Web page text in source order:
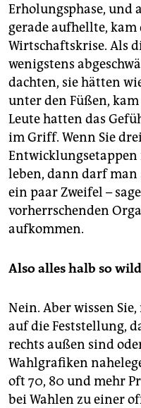
Erholungsphase, und
gerade aufhellte,
Wirtschaftskrise. Als
wenigstens
dachten, sie hätten
unter den Füßen,
Leute hatten das
im Griff. Wenn Sie
leben, dann darf
ein paar Zweifel –
vorherrschenden
aufkommen.
Also alles halb so
Nein. Aber wissen
auf die Feststellung,
rechts außen sind
Wahlgrafiken
oft 70, 80 und mehr
bei Wahlen zu einer